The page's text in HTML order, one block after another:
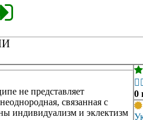
не представляет
связанная с
индивидуализм и эклектизм

0